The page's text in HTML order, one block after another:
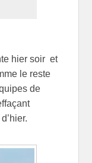
hier soir et
le reste
de